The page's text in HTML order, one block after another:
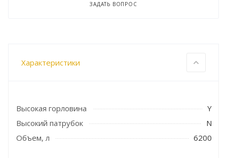
ЗАДАТЬ ВОПРОС
Характеристики
Высокая горловина
Y
Высокий патрубок
N
Объем, л
6200